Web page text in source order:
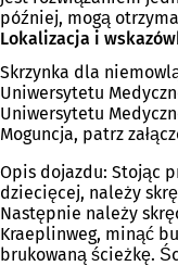
później, mogą
Lokalizacja i
Skrzynka dla
Uniwersytetu
Uniwersytetu
Moguncja, patrz
Opis dojazdu: Stojąc
dziecięcej, należy
Następnie należy
Kraeplinweg, minąć
brukowaną ścieżkę.